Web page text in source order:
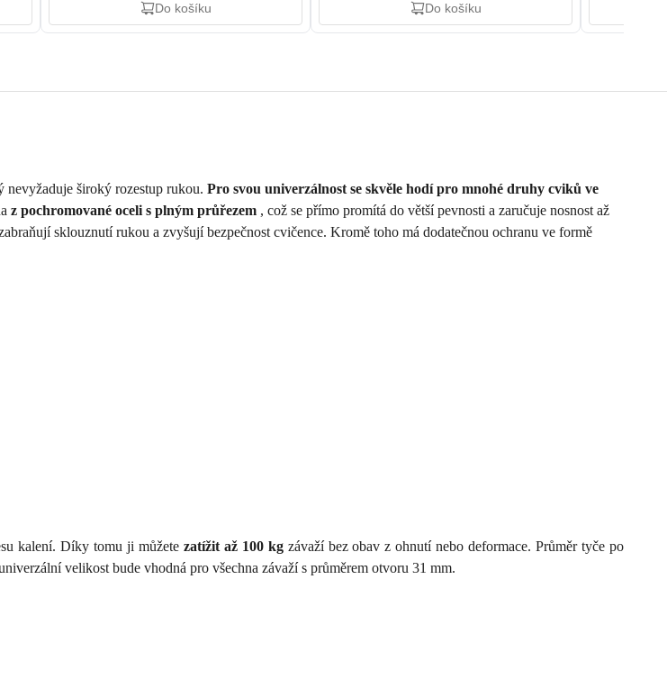
Do košíku Do košíku
široký rozestup rukou. Pro svou univerzálnost se skvěle hodí pro mnohé druhy cviků ve
z pochromované oceli s plným průřezem , což se přímo promítá do větší pevnosti a zaručuje nosnost až
sklouznutí rukou a zvyšují bezpečnost cvičence. Kromě toho má dodatečnou ochranu ve formě
kalení. Díky tomu ji můžete zatížit až 100 kgzávaží bez obav z ohnutí nebo deformace. Průměr tyče po
velikost bude vhodná pro všechna závaží s průměrem otvoru 31 mm.